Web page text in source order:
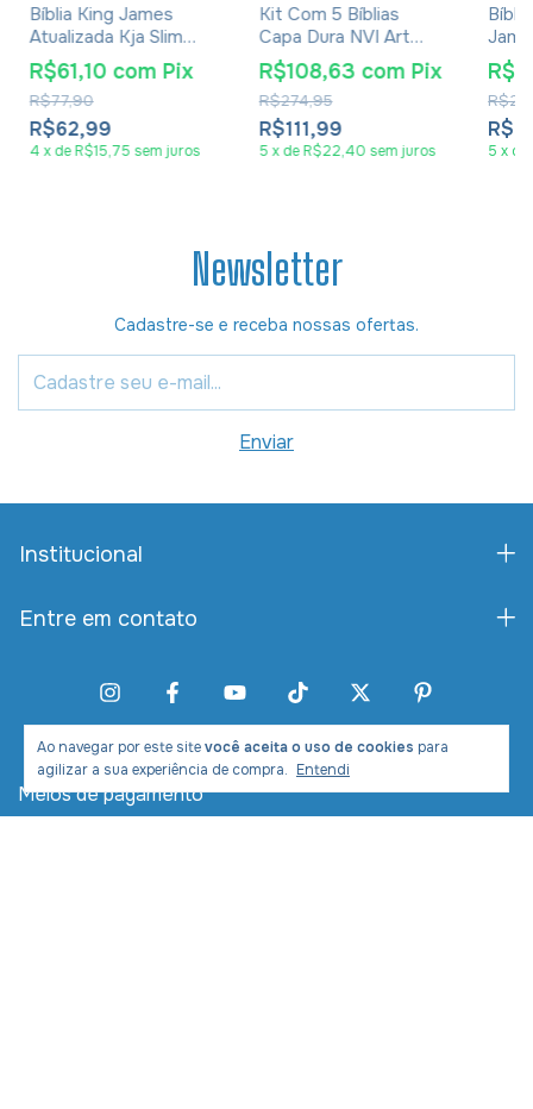
Ao navegar por este sitevocê aceita o uso de cookies para
agilizar a sua experiência de compra. Entendi
Bíblia King James
Atualizada Kja Slim
Média Luxo Rosa
R$62,99
R$77,90
R$61,10 com Pix
4 xdeR$15,75 sem juros
Kit Com 5 Bíblias
Capa Dura NVI Art
Gospel
R$111,99
R$274,95
R$108,63 com Pix
5 xdeR$22,40 sem juros 5 x de
Newsletter
Cadastre-se e receba nossas ofertas.
Institucional
Entre em contato
Meios de pagamento